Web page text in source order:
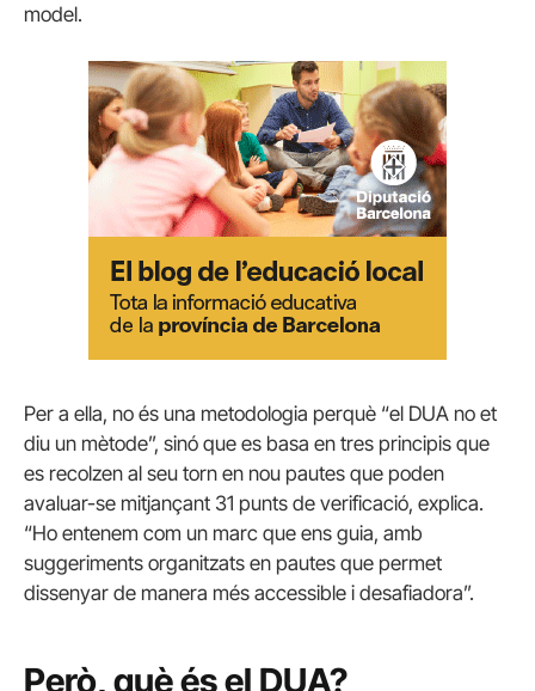
model.
Per a ella, no és una metodologia perquè “el DUA no et
diu un mètode”, sinó que es basa en tres principis que
es recolzen al seu torn en nou pautes que poden
avaluar-se mitjançant 31 punts de verificació, explica.
“Ho entenem com un marc que ens guia, amb
suggeriments organitzats en pautes que permet
dissenyar de manera més accessible i desafiadora”.
Però, què és el DUA?